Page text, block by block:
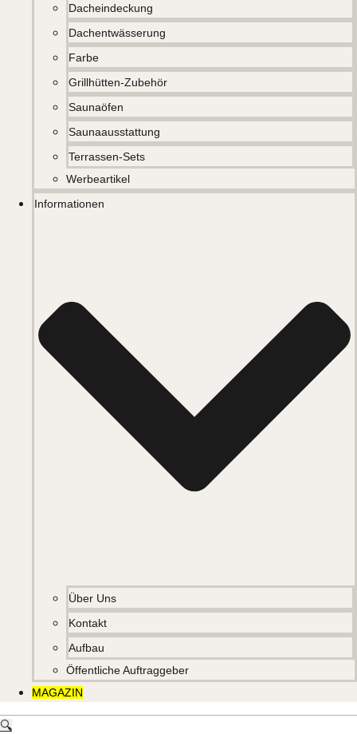
Dacheindeckung
Dachentwässerung
Farbe
Grillhütten-Zubehör
Saunaöfen
Saunaausstattung
Terrassen-Sets
Werbeartikel
Informationen
Über Uns
Kontakt
Aufbau
Öffentliche Auftraggeber
MAGAZIN
🔍